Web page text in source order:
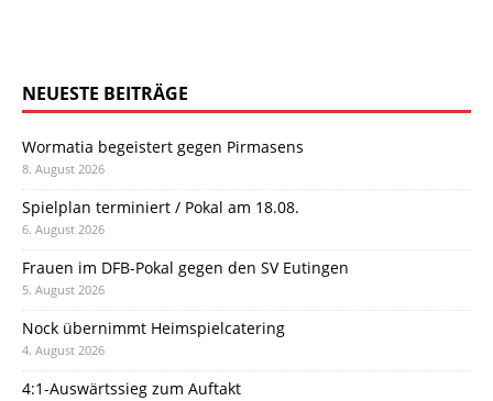
NEUESTE BEITRÄGE
Wormatia begeistert gegen Pirmasens
8. August 2026
Spielplan terminiert / Pokal am 18.08.
6. August 2026
Frauen im DFB-Pokal gegen den SV Eutingen
5. August 2026
Nock übernimmt Heimspielcatering
4. August 2026
4:1-Auswärtssieg zum Auftakt